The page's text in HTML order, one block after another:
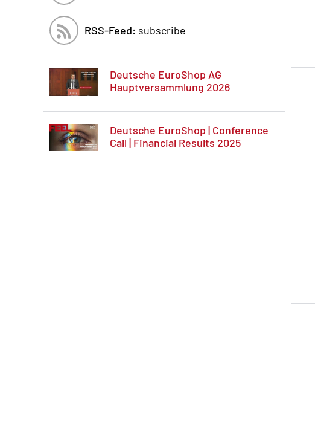
RSS-Feed: subscribe
Deutsche EuroShop AG
Hauptversammlung 2026
Deutsche EuroShop | Conference
Call | Financial Results 2025